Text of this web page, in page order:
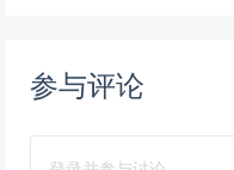
参与评论